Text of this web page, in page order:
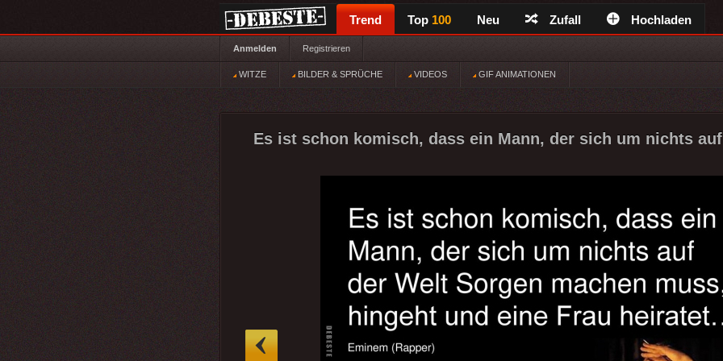
Trend Top 100 Neu Zufall Hochladen
Anmelden Registrieren
WITZE BILDER & SPRÜCHE VIDEOS GIF ANIMATIONEN
Es ist schon komisch, dass ein Mann, der sich um nichts